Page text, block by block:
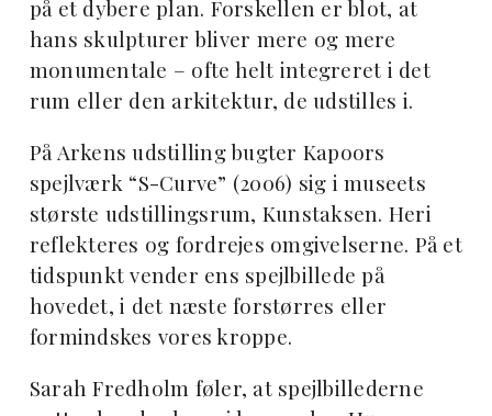
på et dybere plan. Forskellen er blot, at
hans skulpturer bliver mere og mere
monumentale – ofte helt integreret i det
rum eller den arkitektur, de udstilles i.
På Arkens udstilling bugter Kapoors
spejlværk “S-Curve” (2006) sig i museets
største udstillingsrum, Kunstaksen. Heri
reflekteres og fordrejes omgivelserne. På et
tidspunkt vender ens spejlbillede på
hovedet, i det næste forstørres eller
formindskes vores kroppe.
Sarah Fredholm føler, at spejlbillederne